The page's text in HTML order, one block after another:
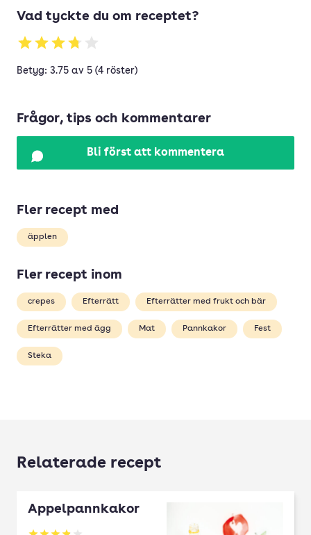
Vad tyckte du om receptet?
Betyg: 3.75 av 5 (4 röster)
Frågor, tips och kommentarer
Bli först att kommentera
Fler recept med
äpplen
Fler recept inom
crepes Efterrätt Efterrätter med frukt och bär
Efterrätter med ägg Mat Pannkakor Fest
Steka
Relaterade recept
Äppelpannkakor